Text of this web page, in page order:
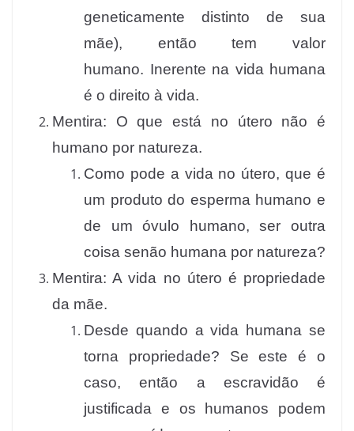
geneticamente distinto de sua
mãe), então tem valor
humano. Inerente na vida humana
é o direito à vida.
Mentira: O que está no útero não é
humano por natureza.
Como pode a vida no útero, que é
um produto do esperma humano e
de um óvulo humano, ser outra
coisa senão humana por natureza?
Mentira: A vida no útero é propriedade
da mãe.
Desde quando a vida humana se
torna propriedade? Se este é o
caso, então a escravidão é
justificada e os humanos podem